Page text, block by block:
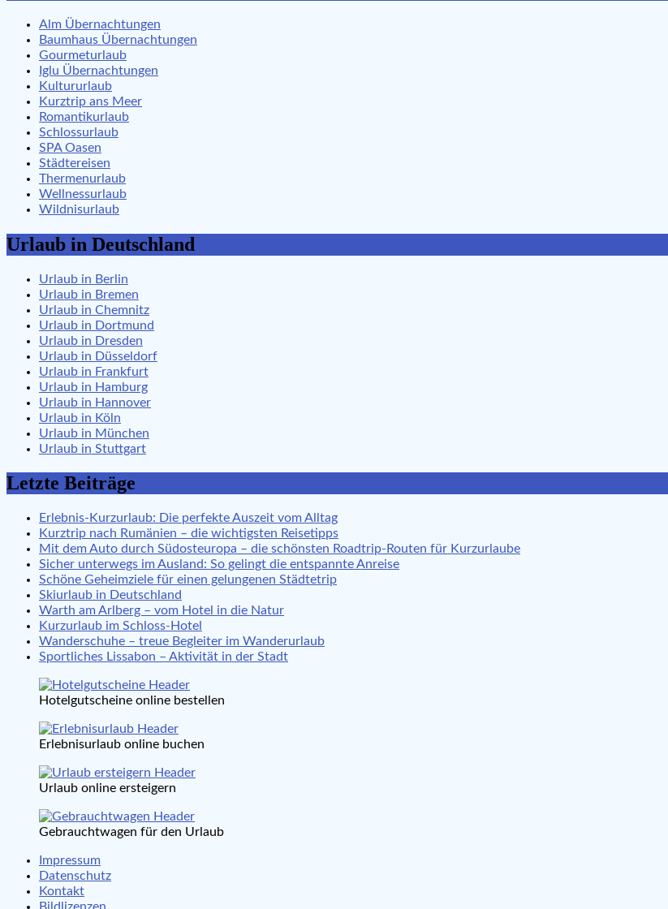
Alm Übernachtungen
Baumhaus Übernachtungen
Gourmeturlaub
Iglu Übernachtungen
Kultururlaub
Kurztrip ans Meer
Romantikurlaub
Schlossurlaub
SPA Oasen
Städtereisen
Thermenurlaub
Wellnessurlaub
Wildnisurlaub
Urlaub in Deutschland
Urlaub in Berlin
Urlaub in Bremen
Urlaub in Chemnitz
Urlaub in Dortmund
Urlaub in Dresden
Urlaub in Düsseldorf
Urlaub in Frankfurt
Urlaub in Hamburg
Urlaub in Hannover
Urlaub in Köln
Urlaub in München
Urlaub in Stuttgart
Letzte Beiträge
Erlebnis-Kurzurlaub: Die perfekte Auszeit vom Alltag
Kurztrip nach Rumänien – die wichtigsten Reisetipps
Mit dem Auto durch Südosteuropa – die schönsten Roadtrip-Routen für Kurzurlaube
Sicher unterwegs im Ausland: So gelingt die entspannte Anreise
Schöne Geheimziele für einen gelungenen Städtetrip
Skiurlaub in Deutschland
Warth am Arlberg – vom Hotel in die Natur
Kurzurlaub im Schloss-Hotel
Wanderschuhe – treue Begleiter im Wanderurlaub
Sportliches Lissabon – Aktivität in der Stadt
Hotelgutscheine online bestellen
Erlebnisurlaub online buchen
Urlaub online ersteigern
Gebrauchtwagen für den Urlaub
Impressum
Datenschutz
Kontakt